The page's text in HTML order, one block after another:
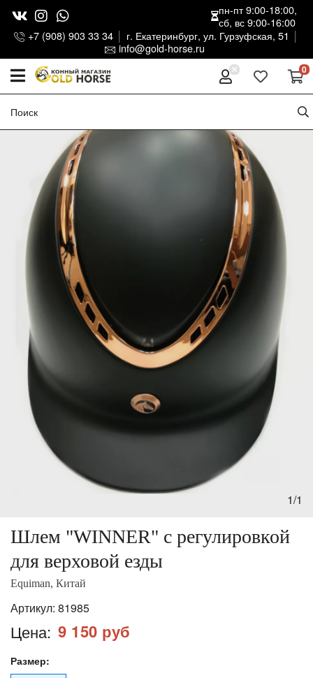
+7 (908) 903 33 34
г. Екатеринбург, ул. Гурзуфская, 51
info@gold-horse.ru
пн-пт 9:00-18:00,
сб, вс 9:00-16:00
0
1/1
Шлем "WINNER" с регулировкой
для верховой езды
Equiman, Китай
Артикул: 81985
Цена: 9 150 руб
Размер: